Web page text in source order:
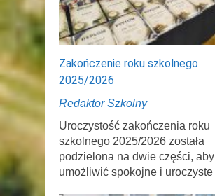
Zakończenie roku szkolnego
2025/2026
Redaktor Szkolny
Uroczystość zakończenia roku
szkolnego 2025/2026 została
podzielona na dwie części, aby
umożliwić spokojne i uroczyste